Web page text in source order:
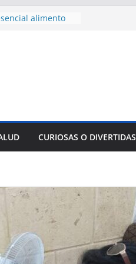
alimento
cerco de
para importar
la movilidad
en LaCURIOSAS O DIVERTIDAS